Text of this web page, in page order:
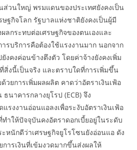
ส่วนใหญ่ พรมแดนของประเทศยังคงเป็น
ฐกิจโลก รัฐบาลแห่งชาติยังคงเป็นผู้มี
กระทบต่อเศรษฐกิจของตนเองและ
รบริการคือต้องใช้แรงงานมาก นอกจาก
งคงค่อนข้างตึงตัว โดยค่าจ้างยังคงเพิ่ม
สิ่งนี้เป็นจริง และตราบใดที่การเพิ่มขึ้น
วยการเพิ่มผลผลิต คาดว่าอัตราเงินเฟ้อ
นาคารกลางยุโรป (ECB) จึง
รงงานอ่อนแอลงเพื่อระงับอัตราเงินเฟ้อ
ำให้ปัจจุบันคงอัตราดอกเบี้ยอยู่ในระดับ
หนักดีว่าเศรษฐกิจยูโรโซนยังอ่อนแอ ดัง
ารเงินที่เข้มงวดมากขึ้นส่งผลให้